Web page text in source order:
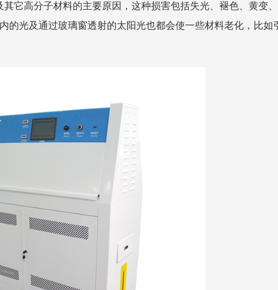
它高分子材料的主要原因，这种损害包括失光、褪色、黄变
的光及通过玻璃窗透射的太阳光也都会使一些材料老化，比如